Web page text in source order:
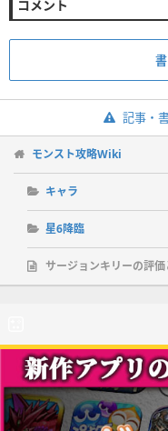
コメント
記事・
モンスト攻略Wiki
キャラ
星6降臨
サージョンキリーの評価